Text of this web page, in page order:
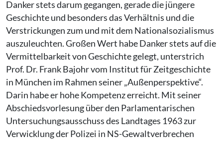
Danker stets darum gegangen, gerade die jüngere
Geschichte und besonders das Verhältnis und die
Verstrickungen zum und mit dem Nationalsozialismus
auszuleuchten. Großen Wert habe Danker stets auf die
Vermittelbarkeit von Geschichte gelegt, unterstrich
Prof. Dr. Frank Bajohr vom Institut für Zeitgeschichte
in München im Rahmen seiner „Außenperspektive“.
Darin habe er hohe Kompetenz erreicht. Mit seiner
Abschiedsvorlesung über den Parlamentarischen
Untersuchungsausschuss des Landtages 1963 zur
Verwicklung der Polizei in NS-Gewaltverbrechen